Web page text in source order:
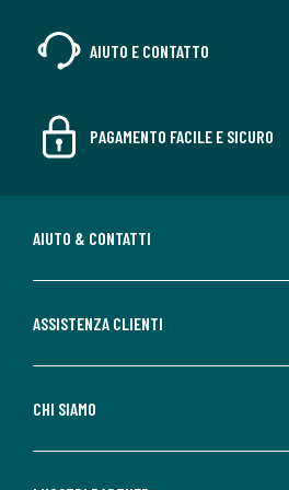
AIUTO E CONTATTO
PAGAMENTO FACILE E SICURO
AIUTO & CONTATTI
ASSISTENZA CLIENTI
CHI SIAMO